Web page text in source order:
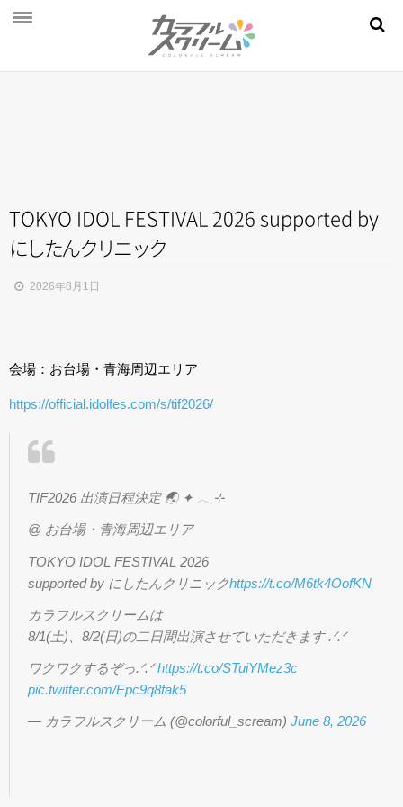
MOVIE
AUDITION
STORE
TOKYO IDOL FESTIVAL 2026 supported by
に したんクリニック
2026年8月1日
会場：お台場・青海周辺エリア
https://official.idolfes.com/s/tif2026/
TIF2026 出演日程決定 🌏 ✦ 𓂃⊹
@ お台場・青海周辺エリア
TOKYO IDOL FESTIVAL 2026
supported by にしたんクリニックhttps://t.co/M6tk4OofKN
カラフルスクリームは
8/1(土)、8/2(日)の二日間出演させていただきます .ᐟ.ᐟ
ワクワクするぞっ.ᐟ.ᐟhttps://t.co/STuiYMez3c
pic.twitter.com/Epc9q8fak5
— カラフルスクリーム (@colorful_scream) June 8, 2026